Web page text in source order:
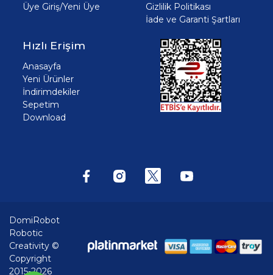
Üye Giriş/Yeni Üye
Gizlilik Politikası
İade ve Garanti Şartları
Hızlı Erişim
Anasayfa
Yeni Ürünler
İndirimdekiler
Sepetim
Download
DomiRobot
Robotic
Creativity ©
Copyright
2015-2026